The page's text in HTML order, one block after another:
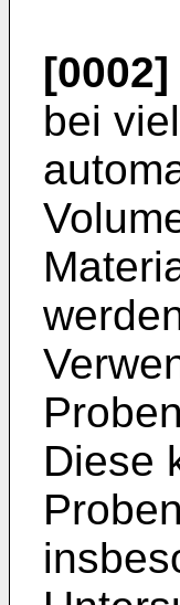
[0002]
bei
Diese